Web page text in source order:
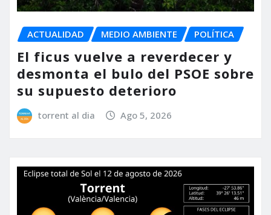
ACTUALIDAD MEDIO AMBIENTE POLÍTICA
El ficus vuelve a reverdecer y
desmonta el bulo del PSOE sobre
su supuesto deterioro
torrent al dia Ago 5, 2026